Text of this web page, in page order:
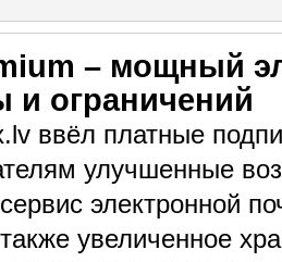
– мощный
и ограничений
ввёл платные
улучшенные
электронной
увеличенное